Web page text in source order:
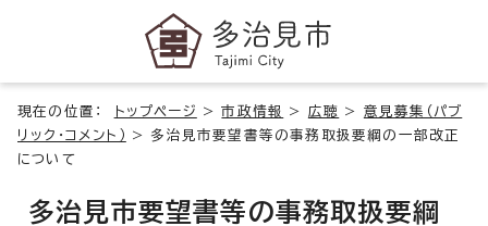
現在の位置： トップページ >市政情報 > 広聴 > 意見募集（パブ
リック・コメント）
>多治見市要望書等の事務取扱要綱の一部改正
について
多治見市要望書等の事務取扱要綱